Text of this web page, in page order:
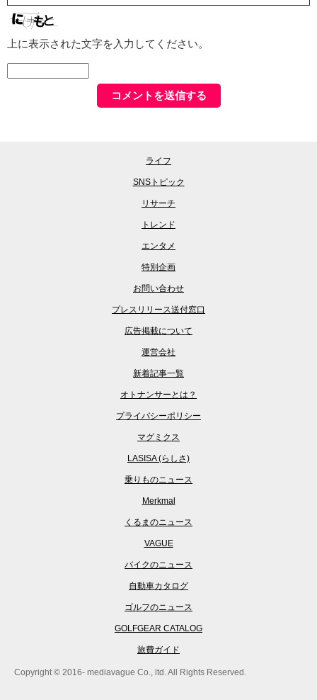
上に表示された文字を入力してください。
ライフ
SNSトピック
リサーチ
トレンド
エンタメ
特別企画
お問い合わせ
プレスリリース送付窓口
広告掲載について
運営会社
新着記事一覧
オトナンサーとは？
プライバシーポリシー
マグミクス
LASISA (らしさ)
乗りものニュース
Merkmal
くるまのニュース
VAGUE
バイクのニュース
自動車カタログ
ゴルフのニュース
GOLFGEAR CATALOG
旅費ガイド
Copyright © 2016- mediavague Co., ltd. All Rights Reserved.